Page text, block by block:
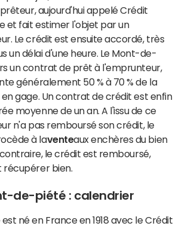
aujourd'hui appelé Crédit
et fait estimer l'objet par un
Le crédit est ensuite accordé, très
un délai d'une heure. Le Mont-de-
un contrat de prêt à l'emprunteur,
généralement 50 % à 70 % de la
en gage. Un contrat de crédit est enfin
moyenne de un an. A l'issu de ce
n'a pas remboursé son crédit, le
à laventeaux enchères du bien
contraire, le crédit est remboursé,
récupérer bien.
de-piété : calendrier
né en France en 1918 avec le Crédit